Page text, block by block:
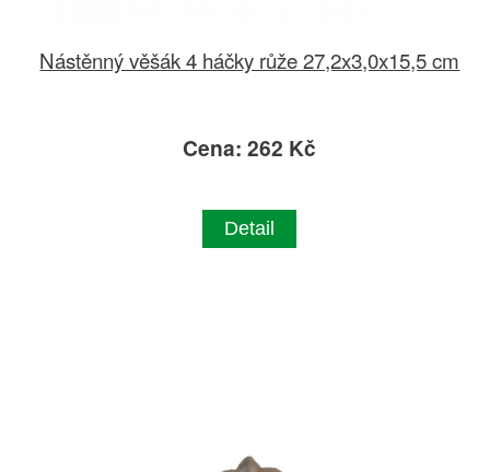
Nástěnný věšák 4 háčky růže 27,2x3,0x15,5 cm
Cena: 262 Kč
Detail